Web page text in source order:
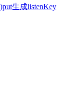
put生成listenKey